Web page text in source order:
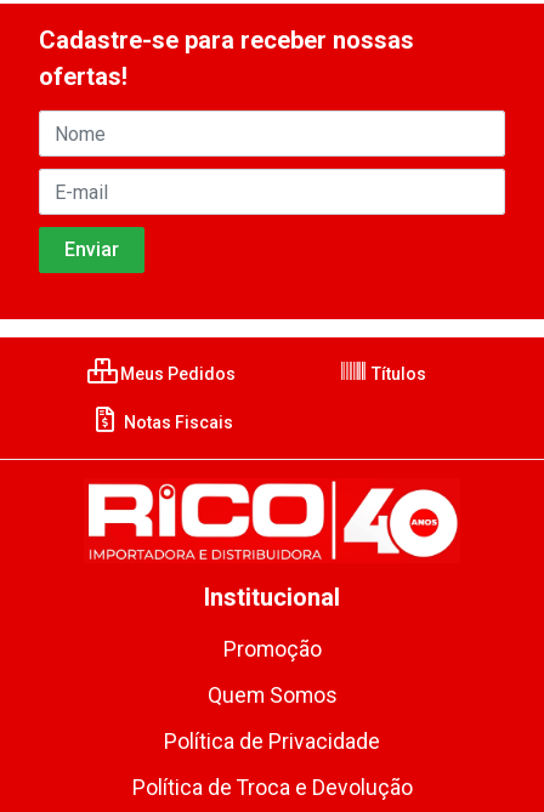
Cadastre-se para receber nossas
ofertas!
Meus Pedidos Títulos
Notas Fiscais
Institucional
Promoção
Quem Somos
Política de Privacidade
Política de Troca e Devolução